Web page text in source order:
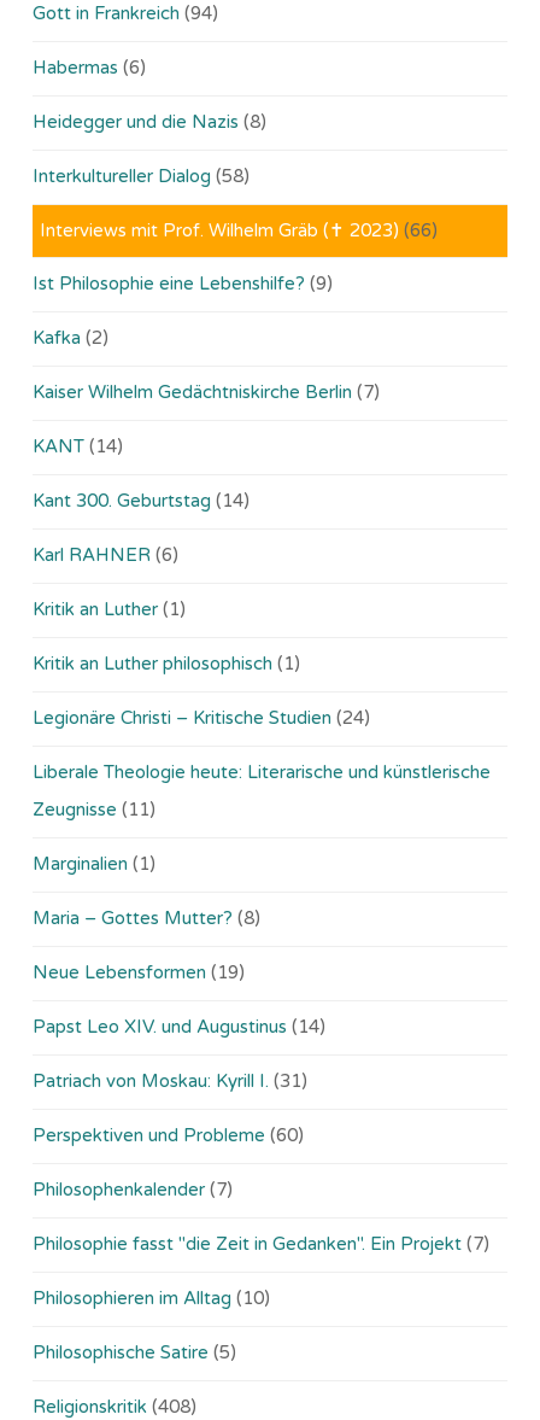
Gott in Frankreich (94)
Habermas (6)
Heidegger und die Nazis (8)
Interkultureller Dialog (58)
Interviews mit Prof. Wilhelm Gräb (✝ 2023) (66)
Ist Philosophie eine Lebenshilfe? (9)
Kafka (2)
Kaiser Wilhelm Gedächtniskirche Berlin (7)
KANT (14)
Kant 300. Geburtstag (14)
Karl RAHNER (6)
Kritik an Luther (1)
Kritik an Luther philosophisch (1)
Legionäre Christi – Kritische Studien (24)
Liberale Theologie heute: Literarische und künstlerische
Zeugnisse (11)
Marginalien (1)
Maria – Gottes Mutter? (8)
Neue Lebensformen (19)
Papst Leo XIV. und Augustinus (14)
Patriach von Moskau: Kyrill I. (31)
Perspektiven und Probleme (60)
Philosophenkalender (7)
Philosophie fasst "die Zeit in Gedanken". Ein Projekt (7)
Philosophieren im Alltag (10)
Philosophische Satire (5)
Religionskritik (408)